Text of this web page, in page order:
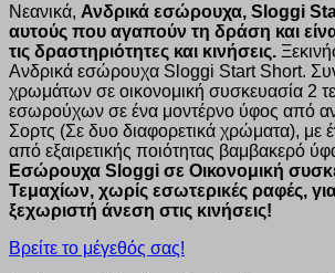
Νεανικά, Ανδρικά εσώρουχα, Sloggi
αυτούς που αγαπούν τη δράση και
τις δραστηριότητες και κινήσεις.
Ανδρικά εσώρουχα Sloggi Start Short.
χρωμάτων σε οικονομική συσκευασία 2
εσωρούχων σε ένα μοντέρνο ύφος από
Σορτς (Σε δυο διαφορετικά χρώματα), με
από εξαιρετικής ποιότητας βαμβακερό
Εσώρουχα Sloggi σε Οικονομική
Τεμαχίων, χωρίς εσωτερικές ραφές,
ξεχωριστή άνεση στις κινήσεις!
Βρείτε το μέγεθός σας!